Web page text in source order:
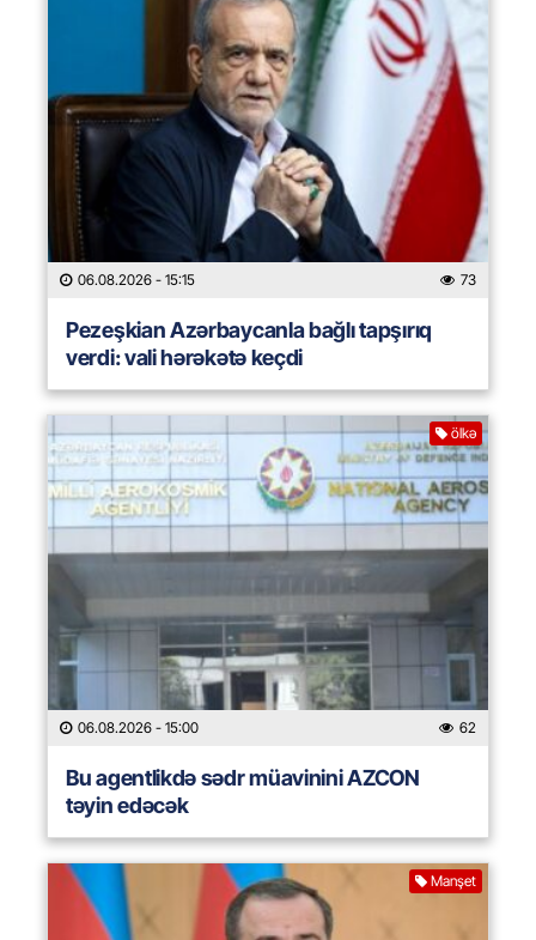
06.08.2026 - 15:15 73
Pezeşkian Azərbaycanla bağlı tapşırıq
verdi: vali hərəkətə keçdi
ölkə
06.08.2026 - 15:00 62
Bu agentlikdə sədr müavinini AZCON
təyin edəcək
Manşet